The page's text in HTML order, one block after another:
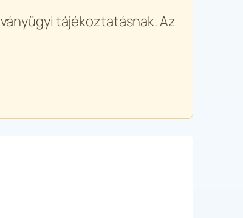
tájékoztatásnak. Az